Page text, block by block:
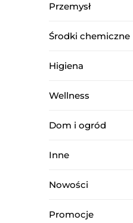
Przemysł
Środki chemiczne
Higiena
Wellness
Dom i ogród
Inne
Nowości
Promocje